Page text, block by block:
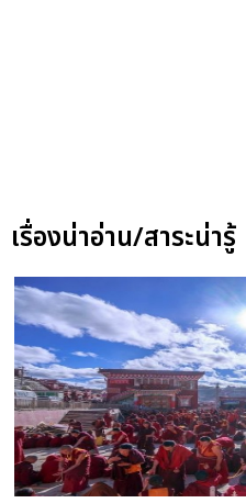
เรื่องน่าอ่าน/สาระน่ารู้